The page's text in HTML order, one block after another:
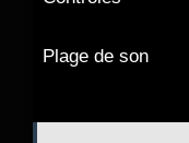
Plage de son